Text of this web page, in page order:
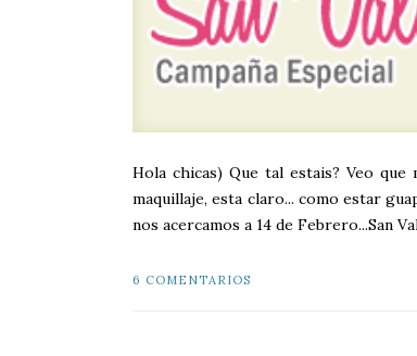
Hola chicas) Que tal estais? Veo
maquillaje, esta claro... como estar
nos acercamos a 14 de Febrero...San
6 COMENTARIOS